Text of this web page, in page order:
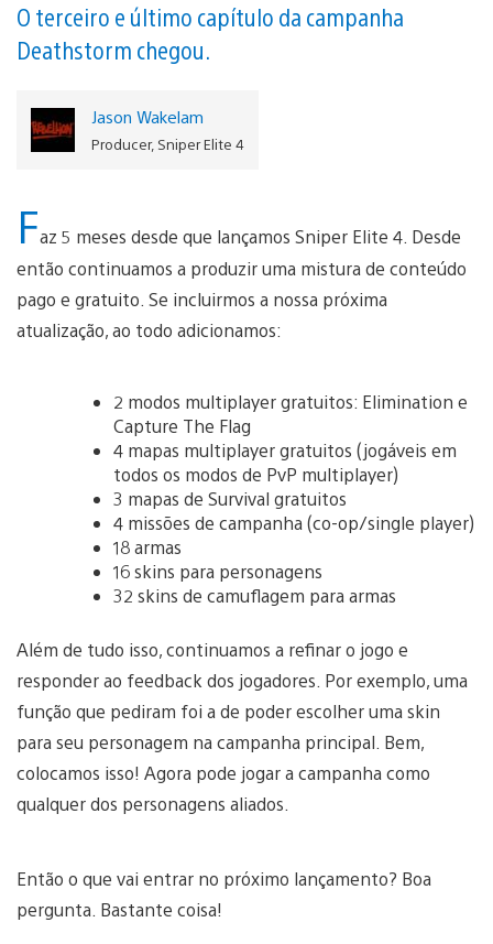
Novos
Modos,
O terceiro e último capítulo da campanha
Deathstorm chegou.
Jason Wakelam
Producer, Sniper Elite 4
Faz 5 meses desde que lançamos Sniper Elite 4. Desde
então continuamos a produzir uma mistura de conteúdo
pago e gratuito. Se incluirmos a nossa próxima
atualização, ao todo adicionamos:
2 modos multiplayer gratuitos: Elimination e
Capture The Flag
4 mapas multiplayer gratuitos (jogáveis em
todos os modos de PvP multiplayer)
3 mapas de Survival gratuitos
4 missões de campanha (co-op/single player)
18 armas
16 skins para personagens
32 skins de camuflagem para armas
Além de tudo isso, continuamos a refinar o jogo e
responder ao feedback dos jogadores. Por exemplo, uma
função que pediram foi a de poder escolher uma skin
para seu personagem na campanha principal. Bem,
colocamos isso! Agora pode jogar a campanha como
qualquer dos personagens aliados.
Então o que vai entrar no próximo lançamento? Boa
pergunta. Bastante coisa!